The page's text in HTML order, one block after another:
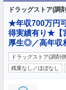
ドラッグストア(調
★年収700万円
得実績有り★【
厚生◎／高年収
ドラッグストア(調剤
残業なし／ほぼなし